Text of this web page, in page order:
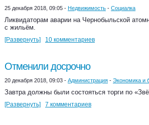
25 декабря 2018, 09:05 - Недвижимость - Социалка
Ликвидаторам аварии на Чернобыльской
с жильём.
[Развернуть] 10 комментариев
Отменили досрочно
20 декабря 2018, 09:03 - Администрация - Экономика и
Завтра должны были состояться торги по
[Развернуть] 7 комментариев